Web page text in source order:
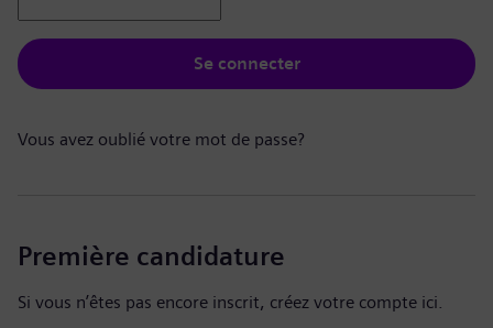
Se connecter
Vous avez oublié votre mot de passe?
Première candidature
Si vous n’êtes pas encore inscrit, créez votre compte ici.